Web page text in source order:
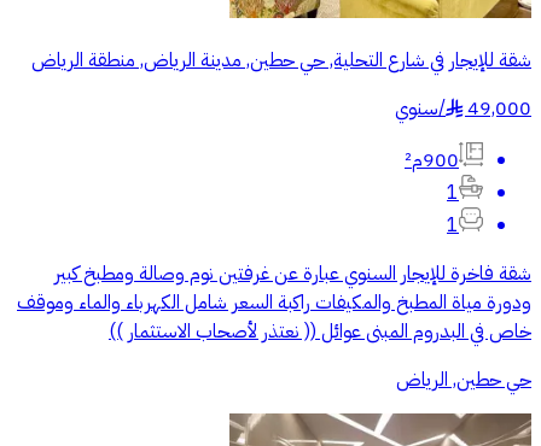
شقة للإيجار في شارع التحلية, حي حطين, مدينة الرياض, منطقة الرياض
49,000
§
/سنوي
900م²
1
1
شقة فاخرة للإيجار السنوي عبارة عن غرفتين نوم وصالة ومطبخ كبير
ودورة مياة المطبخ والمكيفات راكبة السعر شامل الكهرباء والماء وموقف
خاص في البدروم المبنى عوائل (( نعتذر لأصحاب الاستثمار ))
حي حطين, الرياض